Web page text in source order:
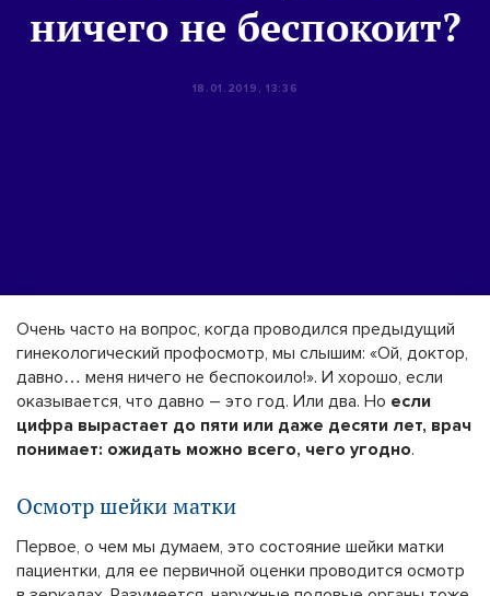
ничего не беспокоит?
18.01.2019, 13:36
Очень часто на вопрос, когда проводился предыдущий
гинекологический профосмотр, мы слышим: «Ой, доктор,
давно… меня ничего не беспокоило!». И хорошо, если
оказывается, что давно – это год. Или два. Но если
цифра вырастает до пяти или даже десяти лет, врач
понимает: ожидать можно всего, чего угодно.
Осмотр шейки матки
Первое, о чем мы думаем, это состояние шейки матки
пациентки, для ее первичной оценки проводится осмотр